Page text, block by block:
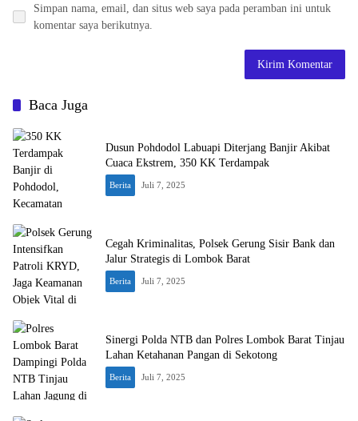
Simpan nama, email, dan situs web saya pada peramban ini untuk
komentar saya berikutnya.
Baca Juga
Dusun Pohdodol Labuapi Diterjang Banjir Akibat
Cuaca Ekstrem, 350 KK Terdampak
Berita Juli 7, 2025
Cegah Kriminalitas, Polsek Gerung Sisir Bank dan
Jalur Strategis di Lombok Barat
Berita Juli 7, 2025
Sinergi Polda NTB dan Polres Lombok Barat Tinjau
Lahan Ketahanan Pangan di Sekotong
Berita Juli 7, 2025